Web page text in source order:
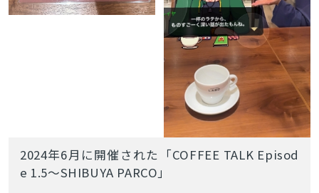
2024年6月に開催された「COFFEE TALK Episod
e 1.5～SHIBUYA PARCO」とじる